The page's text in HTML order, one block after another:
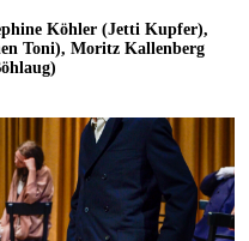
Köhler (Jetti Kupfer),
Toni), Moritz Kallenberg